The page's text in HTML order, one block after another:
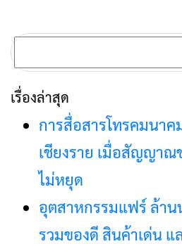
ค้นหา
สำหรับ:
เรื่องล่าสุด
การสื่อสารโทรคมนา
เชียงราย เมื่อสัญญาณ
ไม่หยุด
อุตสาหกรรมแฟร์ ล้าน
รวมของดี สินค้าเด่น